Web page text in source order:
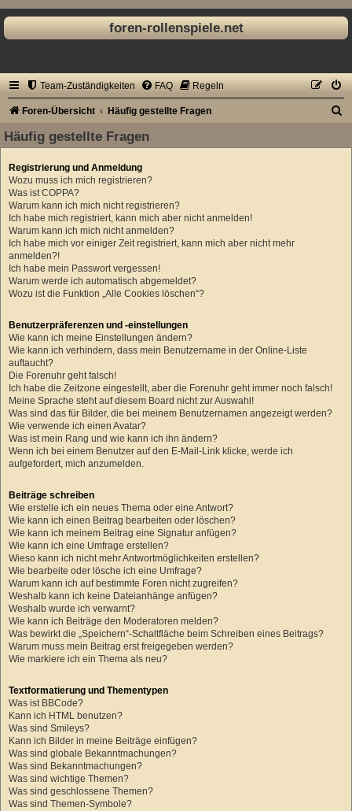
foren-rollenspiele.net
Team-Zuständigkeiten FAQ Regeln
Foren-Übersicht Häufig gestellte Fragen
c
Häufig gestellte Fragen
Registrierung und Anmeldung
Wozu muss ich mich registrieren?
Was ist COPPA?
Warum kann ich mich nicht registrieren?
Ich habe mich registriert, kann mich aber nicht anmelden!
Warum kann ich mich nicht anmelden?
Ich habe mich vor einiger Zeit registriert, kann mich aber nicht mehr
anmelden?!
Ich habe mein Passwort vergessen!
Warum werde ich automatisch abgemeldet?
Wozu ist die Funktion „Alle Cookies löschen“?
Benutzerpräferenzen und -einstellungen
Wie kann ich meine Einstellungen ändern?
Wie kann ich verhindern, dass mein Benutzername in der Online-Liste
auftaucht?
Die Forenuhr geht falsch!
Ich habe die Zeitzone eingestellt, aber die Forenuhr geht immer noch falsch!
Meine Sprache steht auf diesem Board nicht zur Auswahl!
Was sind das für Bilder, die bei meinem Benutzernamen angezeigt werden?
Wie verwende ich einen Avatar?
Was ist mein Rang und wie kann ich ihn ändern?
Wenn ich bei einem Benutzer auf den E-Mail-Link klicke, werde ich
aufgefordert, mich anzumelden.
Beiträge schreiben
Wie erstelle ich ein neues Thema oder eine Antwort?
Wie kann ich einen Beitrag bearbeiten oder löschen?
Wie kann ich meinem Beitrag eine Signatur anfügen?
Wie kann ich eine Umfrage erstellen?
Wieso kann ich nicht mehr Antwortmöglichkeiten erstellen?
Wie bearbeite oder lösche ich eine Umfrage?
Warum kann ich auf bestimmte Foren nicht zugreifen?
Weshalb kann ich keine Dateianhänge anfügen?
Weshalb wurde ich verwarnt?
Wie kann ich Beiträge den Moderatoren melden?
Was bewirkt die „Speichern“-Schaltfläche beim Schreiben eines Beitrags?
Warum muss mein Beitrag erst freigegeben werden?
Wie markiere ich ein Thema als neu?
Textformatierung und Thementypen
Was ist BBCode?
Kann ich HTML benutzen?
Was sind Smileys?
Kann ich Bilder in meine Beiträge einfügen?
Was sind globale Bekanntmachungen?
Was sind Bekanntmachungen?
Was sind wichtige Themen?
Was sind geschlossene Themen?
Was sind Themen-Symbole?